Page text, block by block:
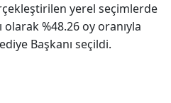
yerel seçimlerde
%48.26 oy oranıyla
Başkanı seçildi.